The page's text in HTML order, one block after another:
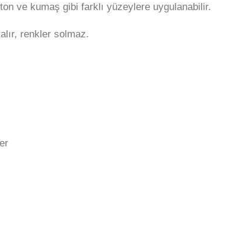
ve kumaş gibi farklı yüzeylere uygulanabilir.
renkler solmaz.